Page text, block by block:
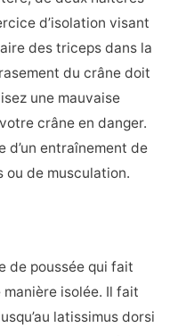
d’isolation visant
des triceps dans la
du crâne doit
une mauvaise
crâne en danger.
d’un entraînement de
ou de musculation.
de poussée qui fait
isolée. Il fait
latissimus dorsi